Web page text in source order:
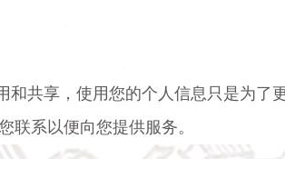
和共享，使用您的个人信息只是为了
联系以便向您提供服务。